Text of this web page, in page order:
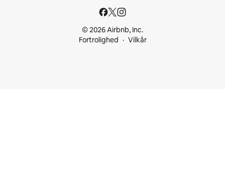
© 2026 Airbnb, Inc.
Fortrolighed
Vilkår